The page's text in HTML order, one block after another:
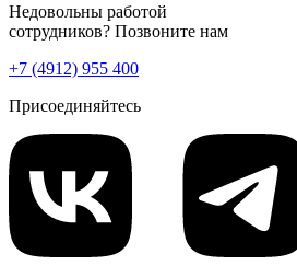
Недовольны работой
сотрудников? Позвоните нам
+7 (4912) 955 400
Присоединяйтесь